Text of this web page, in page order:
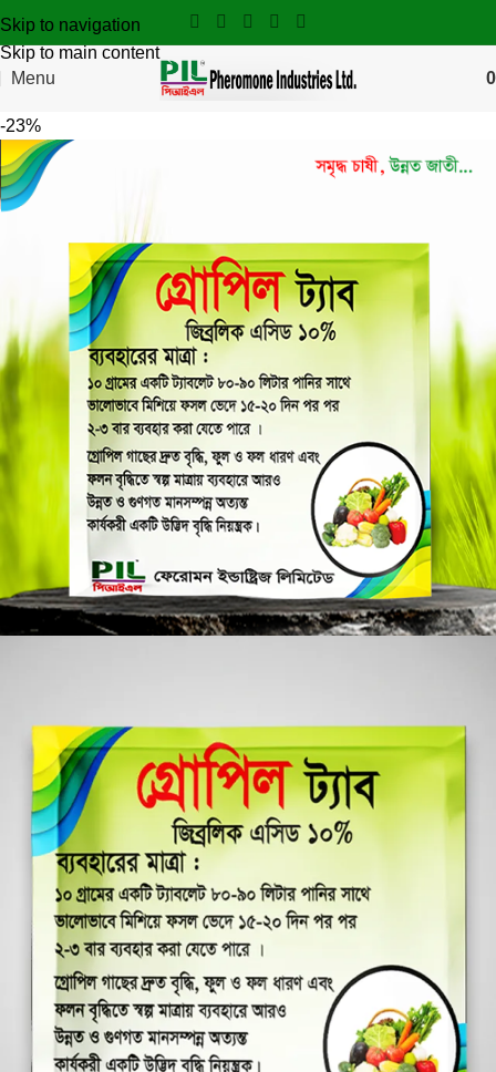
Skip to navigation
Skip to main content
Menu
0
-23%